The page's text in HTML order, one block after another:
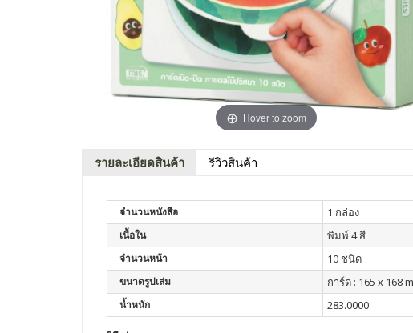
Hover to zoom
รายละเอียดสินค้า รีวิวสินค้า
จำนวนหนังสือ 1 กล่อง
เนื้อใน พิมพ์ 4 สี
จำนวนหน้า 10 ชนิด
ขนาดรูปเล่ม การ์ด : 165 x 168
น้ำหนัก 283.0000